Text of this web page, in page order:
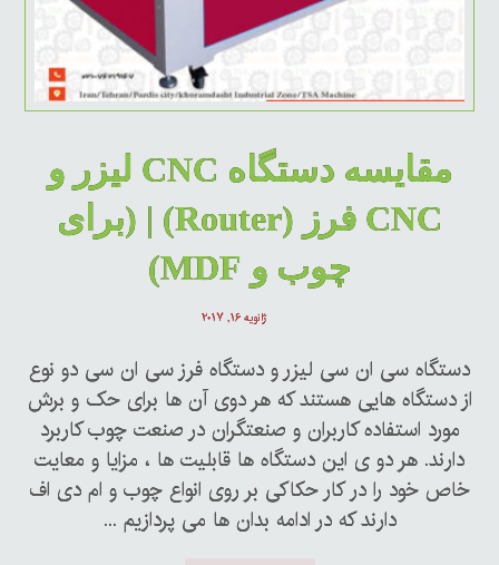
مقایسه دستگاه CNC لیزر و
CNC فرز (Router) | (برای
چوب و MDF)
ژانویه ۱۶, ۲۰۱۷
دستگاه سی ان سی لیزر و دستگاه فرز سی ان سی دو نوع
از دستگاه هایی هستند که هر دوی آن ها برای حک و برش
مورد استفاده کاربران و صنعتگران در صنعت چوب کاربرد
دارند. هر دو ی این دستگاه ها قابلیت ها ، مزایا و معایت
خاص خود را در کار حکاکی بر روی انواع چوب و ام دی اف
دارند که در ادامه بدان ها می پردازیم ...